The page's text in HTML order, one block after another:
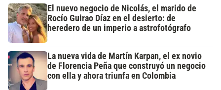
El nuevo negocio de Nicolás, el marido de
Rocío Guirao Díaz en el desierto: de
heredero de un imperio a astrofotógrafo
La nueva vida de Martín Karpan, el ex novio
de Florencia Peña que construyó un negocio
con ella y ahora triunfa en Colombia